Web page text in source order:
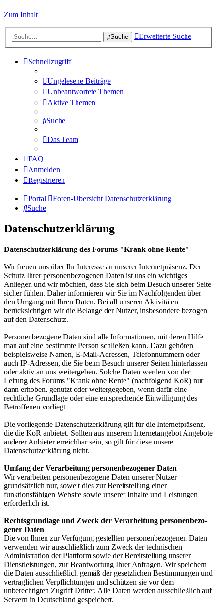
Zum Inhalt
Suche Erweiterte Suche
Schnellzugriff
Ungelesene Beiträge
Unbeantwortete Themen
Aktive Themen
Suche
Das Team
FAQ
Anmelden
Registrieren
Portal Foren-Übersicht Datenschutzerklärung
Suche
Datenschutzerklärung
Datenschutzerklärung des Forums "Krank ohne Rente"
Wir freuen uns über Ihr Interesse an unserer Internetpräsenz. Der
Schutz Ihrer personenbezogenen Daten ist uns ein wichtiges
Anliegen und wir möchten, dass Sie sich beim Besuch unserer Seite
sicher fühlen. Daher informieren wir Sie im Nachfolgenden über
den Umgang mit Ihren Daten. Bei all unseren Aktivitäten
berücksichtigen wir die Belange der Nutzer, insbesondere bezogen
auf den Datenschutz.
Personenbezogene Daten sind alle Informationen, mit deren Hilfe
man auf eine bestimmte Person schließen kann. Dazu gehören
beispielsweise Namen, E-Mail-Adressen, Telefonnummern oder
auch IP-Adressen, die Sie beim Besuch unserer Seiten hinterlassen
oder aktiv an uns weitergeben. Solche Daten werden von der
Leitung des Forums "Krank ohne Rente" (nachfolgend KoR) nur
dann erhoben, genutzt oder weitergegeben, wenn dafür eine
rechtliche Grundlage oder eine entsprechende Einwilligung des
Betroffenen vorliegt.
Die vorliegende Datenschutzerklärung gilt für die Internetpräsenz,
die die KoR anbietet. Sollten aus unserem Internetangebot Angebote
anderer Anbieter erreichbar sein, so gilt für diese unsere
Datenschutzerklärung nicht.
Um­fang der Ver­ar­bei­tung per­so­nen­be­zo­ge­ner Da­ten
Wir verarbeiten personenbezogene Daten unserer Nutzer
grundsätzlich nur, soweit dies zur Bereitstellung einer
funktionsfähigen Website sowie unserer Inhalte und Leistungen
erforderlich ist.
Rechts­grund­la­ge und Zweck der Ver­ar­bei­tung per­so­nen­be­zo­
ge­ner Da­ten
Die von Ihnen zur Verfügung gestellten personenbezogenen Daten
verwenden wir ausschließlich zum Zweck der technischen
Administration der Plattform sowie der Bereitstellung unserer
Dienstleistungen, zur Beantwortung Ihrer Anfragen. Wir speichern
die Daten ausschließlich gemäß der gesetzlichen Bestimmungen und
vertraglichen Verpflichtungen und schützen sie vor dem
unberechtigten Zugriff Dritter. Alle Daten werden ausschließlich auf
Servern in Deutschland gespeichert.